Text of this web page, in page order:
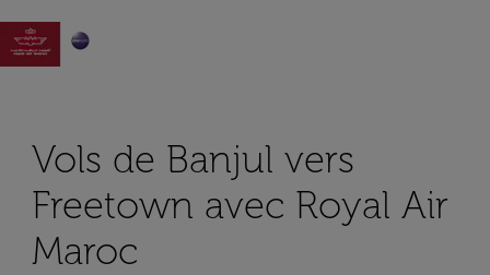

Vols de Banjul vers
Freetown avec Royal Air
Maroc